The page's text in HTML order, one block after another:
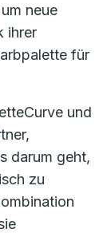
neue
ihrer
für
und
darum geht,
zu